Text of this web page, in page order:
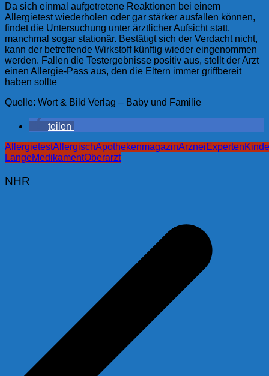
Da sich einmal aufgetretene Reaktionen bei einem
Allergietest wiederholen oder gar stärker ausfallen können,
findet die Untersuchung unter ärztlicher Aufsicht statt,
manchmal sogar stationär. Bestätigt sich der Verdacht nicht,
kann der betreffende Wirkstoff künftig wieder eingenommen
werden. Fallen die Testergebnisse positiv aus, stellt der Arzt
einen Allergie-Pass aus, den die Eltern immer griffbereit
haben sollte
Quelle: Wort & Bild Verlag – Baby und Familie
teilen
AllergietestAllergischApothekenmagazinArzneiExperten
LangeMedikamentOberarzt
NHR